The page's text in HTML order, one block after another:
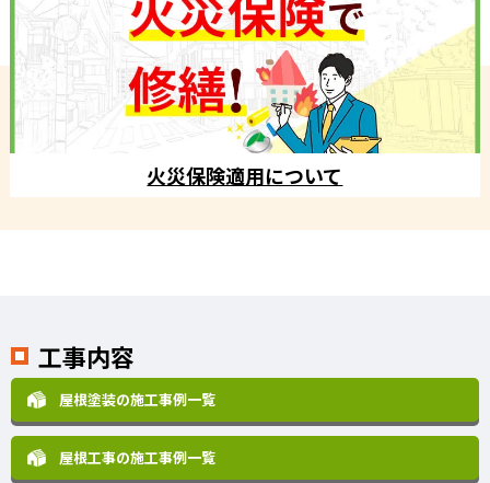
火災保険適用について
工事内容
屋根塗装の施工事例一覧
屋根工事の施工事例一覧